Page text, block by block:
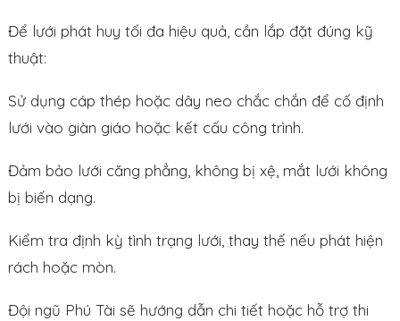
Để lưới phát huy tối đa hiệu quả, cần lắp đặt đúng kỹ
thuật:
Sử dụng cáp thép hoặc dây neo chắc chắn để cố định
lưới vào giàn giáo hoặc kết cấu công trình.
Đảm bảo lưới căng phẳng, không bị xệ, mắt lưới không
bị biến dạng.
Kiểm tra định kỳ tình trạng lưới, thay thế nếu phát hiện
rách hoặc mòn.
Đội ngũ Phú Tài sẽ hướng dẫn chi tiết hoặc hỗ trợ thi